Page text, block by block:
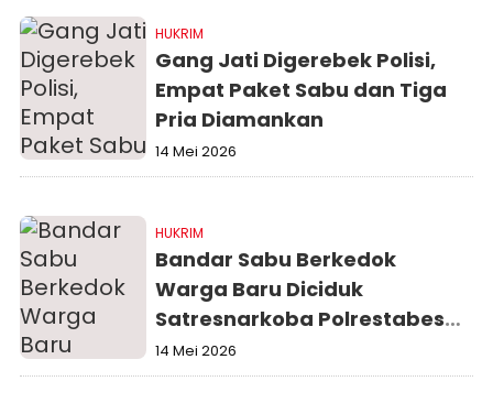
HUKRIM
Gang Jati Digerebek Polisi,
Empat Paket Sabu dan Tiga
Pria Diamankan
14 Mei 2026
HUKRIM
Bandar Sabu Berkedok
Warga Baru Diciduk
Satresnarkoba Polrestabes
Medan
14 Mei 2026